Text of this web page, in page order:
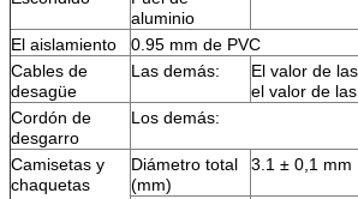
aluminio
El aislamiento
0.95 mm de PVC
Cables de
desagüe
Las demás:
El valor de
el valor de
Cordón de
desgarro
Los demás:
Camisetas y
chaquetas
Diámetro total
(mm)
3.1 ± 0,1 mm